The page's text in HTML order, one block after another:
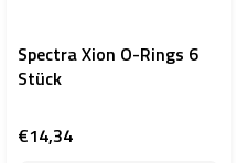
Spectra Xion O-Rings 6
Stück
€14,34